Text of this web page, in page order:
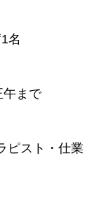
名
まで
ピスト・仕業